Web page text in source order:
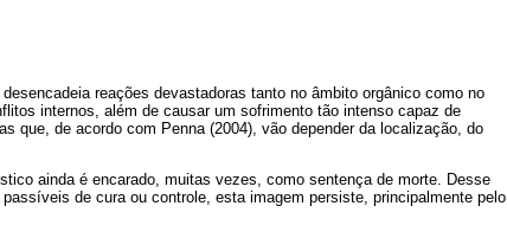
reações devastadoras tanto no âmbito orgânico como no
internos, além de causar um sofrimento tão intenso capaz de
que, de acordo com Penna (2004), vão depender da localização, do
ainda é encarado, muitas vezes, como sentença de morte. Desse
de cura ou controle, esta imagem persiste, principalmente pelo